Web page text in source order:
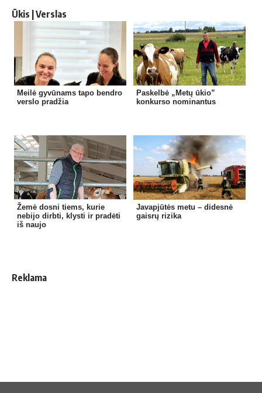
Ūkis | Verslas
Meilė gyvūnams tapo bendro
verslo pradžia
Paskelbė „Metų ūkio”
konkurso nominantus
Žemė dosni tiems, kurie
nebijo dirbti, klysti ir pradėti
iš naujo
Javapjūtės metu – didesnė
gaisrų rizika
Reklama